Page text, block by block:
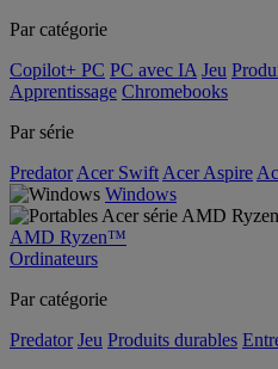
Par catégorie
Copilot+ PC PC avec IA Jeu
Apprentissage Chromebooks
Par série
Predator Acer Swift Acer Aspire
Windows
AMD Ryzen™
Ordinateurs
Par catégorie
Predator Jeu Produits durables